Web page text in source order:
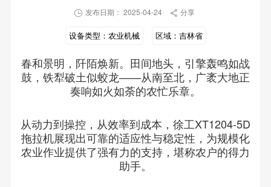
 发布日期： 2025-04-24  分享
设备类型： 农业机械 区域： 吉林省
春和景明，阡陌焕新。田间地头，引擎轰鸣如战
鼓，铁犁破土似蛟龙——从南至北，广袤大地正
奏响如火如荼的农忙乐章。
从动力到操控，从效率到成本，徐工XT1204-5D
拖拉机展现出可靠的适应性与稳定性，为规模化
农业作业提供了强有力的支持，堪称农户的得力
助手。